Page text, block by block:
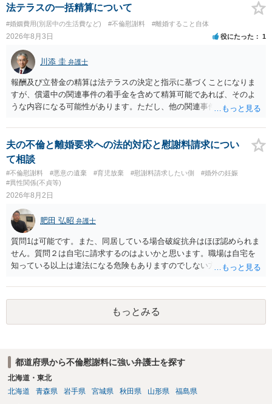
よいと思います。 ただ．慰謝料額については，婚姻破綻に至っていな
いとして，この点を考慮されることになるかもしれません。 ②夫との
今後のことを考えて書いてもらうか否かを検討するのがよいと思いま
す。今ある証拠以上のことを証明（証明力を強めることも含む）でき
るのであれば，前向きに検討を進めるという考え方でもよいでしょ
う。慰謝料請求としては証拠として使えることが前提であり，その価
値と夫との関係との均衡のように思います。 ③行政書士に委任をして
いるのであれば，どのような内容の委任なのか不明ですが，その行政
書士との協議になると思います。請求するか，訴訟にするか，その点
の見極めや，相手方は性交類似行為は認めているのか，それさえも否
定しているのかによって，考え方・進め方は変わってくると思いま
す。 ④性交類似行為を認めているにもかかわらず支払を拒否するので
あれば，本人（行政書士でも同じだと思います。）への対応ではあま
り変わらないように思います。減額で折り合えるなら本人様の交渉で
もよいように思いますが，ゼロかどうかの観点であれば，訴訟に進む
しかなくなるようにも思います。そうしますと，お近くの弁護士に相
談して進めることを検討した方がよいようにも思います。
法テラスの一括精算について
#婚姻費用(別居中の生活費など) #不倫慰謝料 #離婚すること自体
2026年8月3日 役にたった 1
川添 圭 弁護士
報酬及び立替金の精算は法テラスの決定と指示に基づくことになりま
すが、償還中の関連事件の着手金を含めて精算可能であれば、そのよ
うな内容になる可能性があります。ただし、他の関連事件でも相手方
情によって対応が違いますので、法テラスへお尋ねいただいた方が確
実です。
夫の不倫と離婚要求への法的対応と慰謝料請求につい
て相談
#不倫慰謝料 #悪意の遺棄 #育児放棄 #慰謝料請求したい側
#婚外の妊娠
#異性関係(不貞等)
2026年8月2日
肥田 弘昭 弁護士
質問1は可能です。また、同居している場合破綻抗弁はほぼ認められま
せん。質問２は自宅に請求するのはよいかと思います。職場は自宅を
知っている以上は違法になる危険もありますのでしない方が良いで
かと思います。有責配偶者ですので相手方からの離婚は拒否しても仮
に訴訟されても法的に成立しません。質問５は認知すると養育費支払
い、相続権が発生します。合意があれば法的に可能ですが法律で強制
することはできません。質問６は可能です。質問７は不貞行為の写真
もっとみる
都道府県から不倫慰謝料に強い弁護士を探す
北海道・東北
北海道
青森県 岩手県 宮城県 秋田県 山形県 福島県